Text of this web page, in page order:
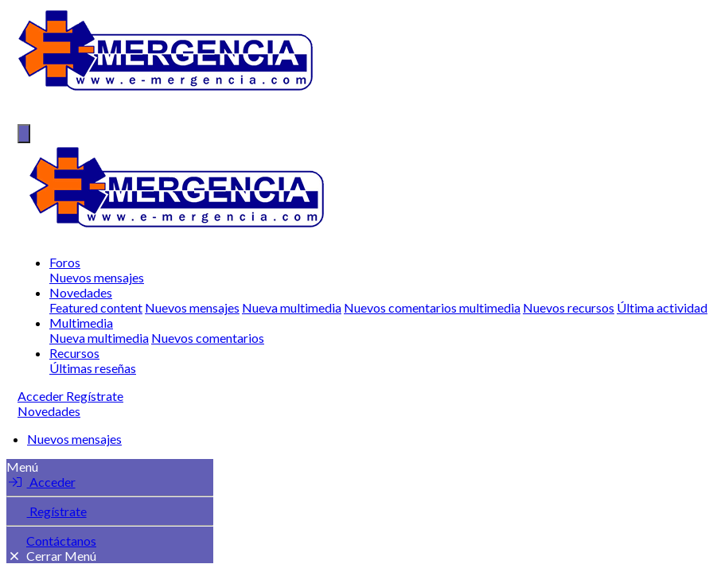
Foros
Nuevos mensajes
Novedades
Featured content Nuevos mensajes Nueva multimedia Nuevos comentarios multimedia Nuevos recursos Última actividad
Multimedia
Nueva multimedia Nuevos comentarios
Recursos
Últimas reseñas
Acceder Regístrate
Novedades
Nuevos mensajes
Menú
Acceder
Regístrate
Contáctanos
Cerrar Menú